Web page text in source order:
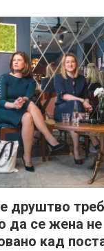
друштво
да се жена не
кад